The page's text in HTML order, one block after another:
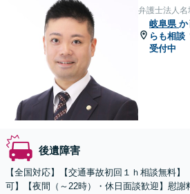
弁護士法人
岐阜県 か
らも相談
受付中
後遺障害
【全国対応】【交通事故初回１ｈ相談無料】
可】【夜間（～22時）・休日面談歓迎】慰謝